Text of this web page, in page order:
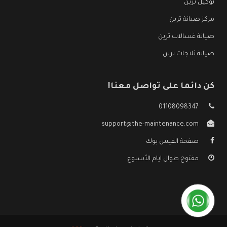
توكيل ترين
مركز صيانة ترين
صيانة غسالات ترين
صيانة ثلاجات ترين
كن دائما على تواصل معنا!
01108098347
support@the-maintenance.com
صفحة الفيس بوك
مفتوح طوال ايام الأسبوع